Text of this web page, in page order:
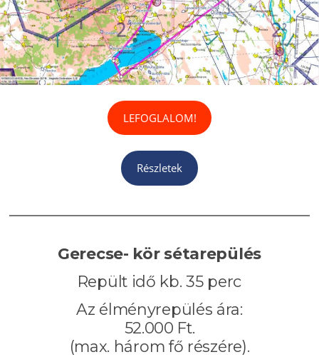
LEFOGLALOM!
Részletek
Gerecse- kör sétarepülés
Repült idő kb. 35 perc
Az élményrepülés ára:
52.000 Ft.
(max. három fő részére).